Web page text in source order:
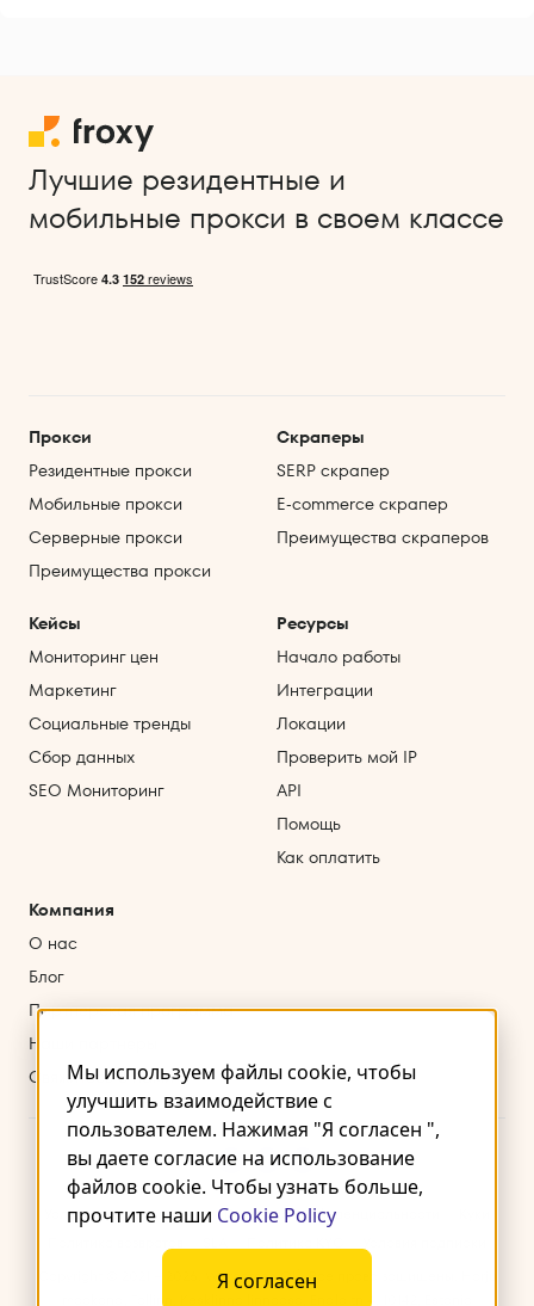
Мы используем файлы cookie, чтобы
улучшить взаимодействие с
пользователем. Нажимая "Я согласен ",
вы даете согласие на использование
файлов cookie. Чтобы узнать больше,
прочтите наши Cookie Policy
Я согласен
Лучшие резидентные и
мобильные прокси в своем классе
Прокси
Резидентные прокси
Мобильные прокси
Серверные прокси
Преимущества прокси
Скраперы
SERP скрапер
E‑commerce скрапер
Преимущества скраперов
Кейсы
Мониторинг цен
Маркетинг
Социальные тренды
Сбор данных
SEO Мониторинг
Ресурсы
Начало работы
Интеграции
Локации
Проверить мой IP
API
Помощь
Как оплатить
Компания
О нас
Блог
Партнерская программа
Наши партнеры
Свяжитесь с нами
Условия использования Политика конфиденциальности
Copyright © 2021 – 2026. Wergames OÜ. Все права защищены. Harju
maakond, Tallinn, Kesklinna linnaosa, Endla tn 4, 10142, Estonia